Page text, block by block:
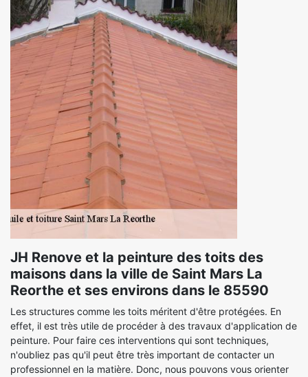
JH Renove et la peinture des toits des
maisons dans la ville de Saint Mars La
Reorthe et ses environs dans le 85590
Les structures comme les toits méritent d'être protégées. En
effet, il est très utile de procéder à des travaux d'application de
peinture. Pour faire ces interventions qui sont techniques,
n'oubliez pas qu'il peut être très important de contacter un
professionnel en la matière. Donc, nous pouvons vous orienter